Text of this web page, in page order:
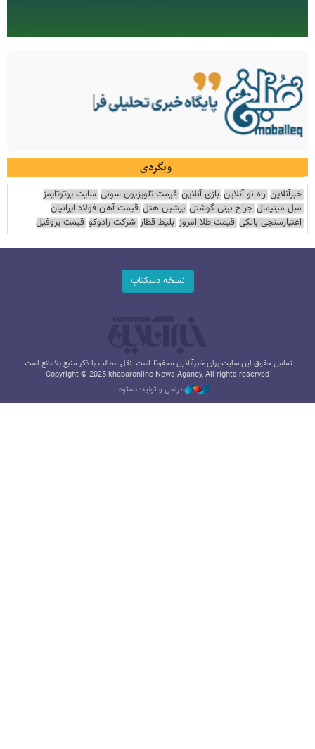
وبگردی
خبرآنلاین راه نو آنلاین بازی آنلاین قیمت تلویزیون سونی سایت یوتوتایمز
مبل مینیمال جراح بینی گوشتی پرشین هتل قیمت آهن فولاد ایرانیان
اعتبارسنجی بانکی قیمت طلا امروز بلیط قطار شرکت رادوکو قیمت پروفیل
نسخه دسکتاپ
تمامی حقوق این سایت برای خبرآنلاین محفوظ است. نقل مطالب با ذکر منبع بلامانع است.
Copyright © 2025 khabaronline News Agancy, All rights reserved
طراحی و تولید: نستوه